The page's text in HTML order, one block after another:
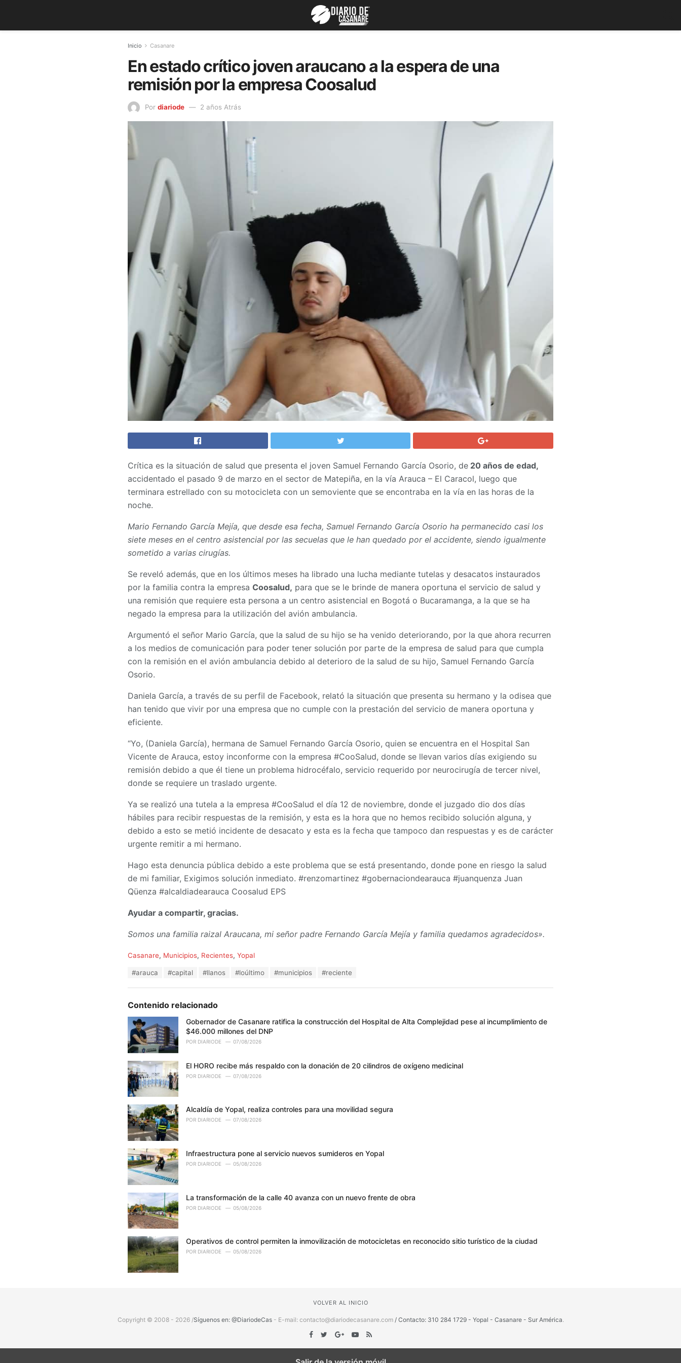
Inicio Casanare
En estado crítico joven araucano a la espera de una
remisión por la empresa Coosalud
Por diariode 2 años Atrás
Crítica es la situación de salud que presenta el joven Samuel Fernando García Osorio, de 20 años de edad,
accidentado el pasado 9 de marzo en el sector de Matepiña, en la vía Arauca – El Caracol, luego que
terminara estrellado con su motocicleta con un semoviente que se encontraba en la vía en las horas de la
noche.
Mario Fernando García Mejía, que desde esa fecha, Samuel Fernando García Osorio ha permanecido casi los
siete meses en el centro asistencial por las secuelas que le han quedado por el accidente, siendo igualmente
sometido a varias cirugías.
Se reveló además, que en los últimos meses ha librado una lucha mediante tutelas y desacatos instaurados
por la familia contra la empresa Coosalud, para que se le brinde de manera oportuna el servicio de salud y
una remisión que requiere esta persona a un centro asistencial en Bogotá o Bucaramanga, a la que se ha
negado la empresa para la utilización del avión ambulancia.
Argumentó el señor Mario García, que la salud de su hijo se ha venido deteriorando, por la que ahora recurren
a los medios de comunicación para poder tener solución por parte de la empresa de salud para que cumpla
con la remisión en el avión ambulancia debido al deterioro de la salud de su hijo, Samuel Fernando García
Osorio.
Daniela García, a través de su perfil de Facebook, relató la situación que presenta su hermano y la odisea que
han tenido que vivir por una empresa que no cumple con la prestación del servicio de manera oportuna y
eficiente.
“Yo, (Daniela García), hermana de Samuel Fernando García Osorio, quien se encuentra en el Hospital San
Vicente de Arauca, estoy inconforme con la empresa #CooSalud, donde se llevan varios días exigiendo su
remisión debido a que él tiene un problema hidrocéfalo, servicio requerido por neurocirugía de tercer nivel,
donde se requiere un traslado urgente.
Ya se realizó una tutela a la empresa #CooSalud el día 12 de noviembre, donde el juzgado dio dos días
hábiles para recibir respuestas de la remisión, y esta es la hora que no hemos recibido solución alguna, y
debido a esto se metió incidente de desacato y esta es la fecha que tampoco dan respuestas y es de carácter
urgente remitir a mi hermano.
Hago esta denuncia pública debido a este problema que se está presentando, donde pone en riesgo la salud
de mi familiar, Exigimos solución inmediato. #renzomartinez #gobernaciondearauca #juanquenza Juan
Qüenza #alcaldiadearauca Coosalud EPS
Ayudar a compartir, gracias.
Somos una familia raizal Araucana, mi señor padre Fernando García Mejía y familia quedamos agradecidos».
C
o
r
i
e
s
:
Casanare, Municipios, Recientes, Yopal
:
#arauca #capital #llanos #loúltimo #municipios #reciente
Contenido relacionado
Gobernador de Casanare ratifica la construcción del Hospital de Alta Complejidad pese al incumplimiento de
$46.000 millones del DNP
POR DIARIODE 07/08/2026
El HORO recibe más respaldo con la donación de 20 cilindros de oxígeno medicinal
POR DIARIODE 07/08/2026
Alcaldía de Yopal, realiza controles para una movilidad segura
POR DIARIODE 07/08/2026
Infraestructura pone al servicio nuevos sumideros en Yopal
POR DIARIODE 05/08/2026
La transformación de la calle 40 avanza con un nuevo frente de obra
POR DIARIODE 05/08/2026
Operativos de control permiten la inmovilización de motocicletas en reconocido sitio turístico de la ciudad
POR DIARIODE 05/08/2026
VOLVER AL INICIO
Copyright © 2008 - 2026 /Síguenos en: @DiariodeCas- E-mail: contacto@diariodecasanare.com / Contacto: 310 284 1729 - Yopal - Casanare - Sur América.